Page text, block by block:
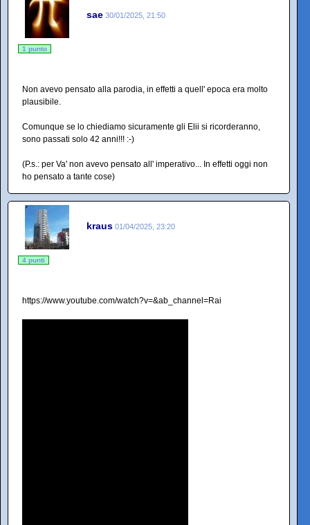
sae 30/01/2025, 21:50
1 punto
Non avevo pensato alla parodia, in effetti a quell' epoca era molto
plausibile.
Comunque se lo chiediamo sicuramente gli Elii si ricorderanno,
sono passati solo 42 anni!!! :-)
(P.s.: per Va' non avevo pensato all' imperativo... In effetti oggi non
ho pensato a tante cose)
kraus 01/04/2025, 23:20
4 punti
https://www.youtube.com/watch?v=&ab_channel=Rai